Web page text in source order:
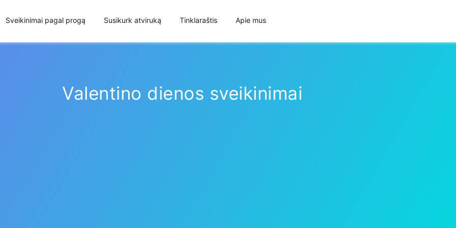
Sveikinimai pagal progą Susikurk atviruką Tinklaraštis Apie mus
Valentino dienos sveikinimai